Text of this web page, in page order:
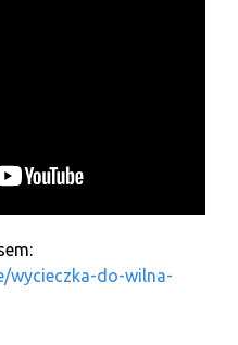
wycieczka-do-wilna-